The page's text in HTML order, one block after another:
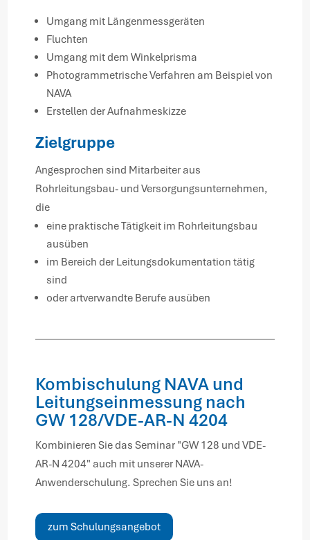
Umgang mit Längenmessgeräten
Fluchten
Umgang mit dem Winkelprisma
Photogrammetrische Verfahren am Beispiel von
NAVA
Erstellen der Aufnahmeskizze
Zielgruppe
Angesprochen sind Mitarbeiter aus
Rohrleitungsbau- und Versorgungsunternehmen,
die
eine praktische Tätigkeit im Rohrleitungsbau
ausüben
im Bereich der Leitungsdokumentation tätig
sind
oder artverwandte Berufe ausüben
Kombischulung NAVA und
Leitungseinmessung nach
GW 128/VDE-AR-N 4204
Kombinieren Sie das Seminar "GW 128 und VDE-
AR-N 4204" auch mit unserer NAVA-
Anwenderschulung. Sprechen Sie uns an!
zum Schulungsangebot